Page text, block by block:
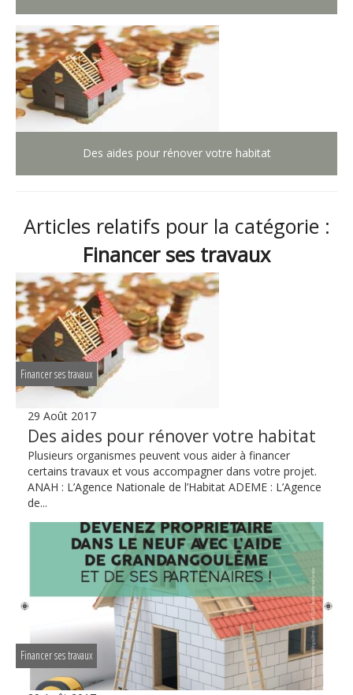
Des aides pour rénover votre habitat
Articles relatifs pour la catégorie :
Financer ses travaux
Financer ses travaux
29 Août 2017
Des aides pour rénover votre habitat
Plusieurs organismes peuvent vous aider à financer
certains travaux et vous accompagner dans votre projet.
ANAH : L’Agence Nationale de l’Habitat ADEME : L’Agence
de...
Financer ses travaux